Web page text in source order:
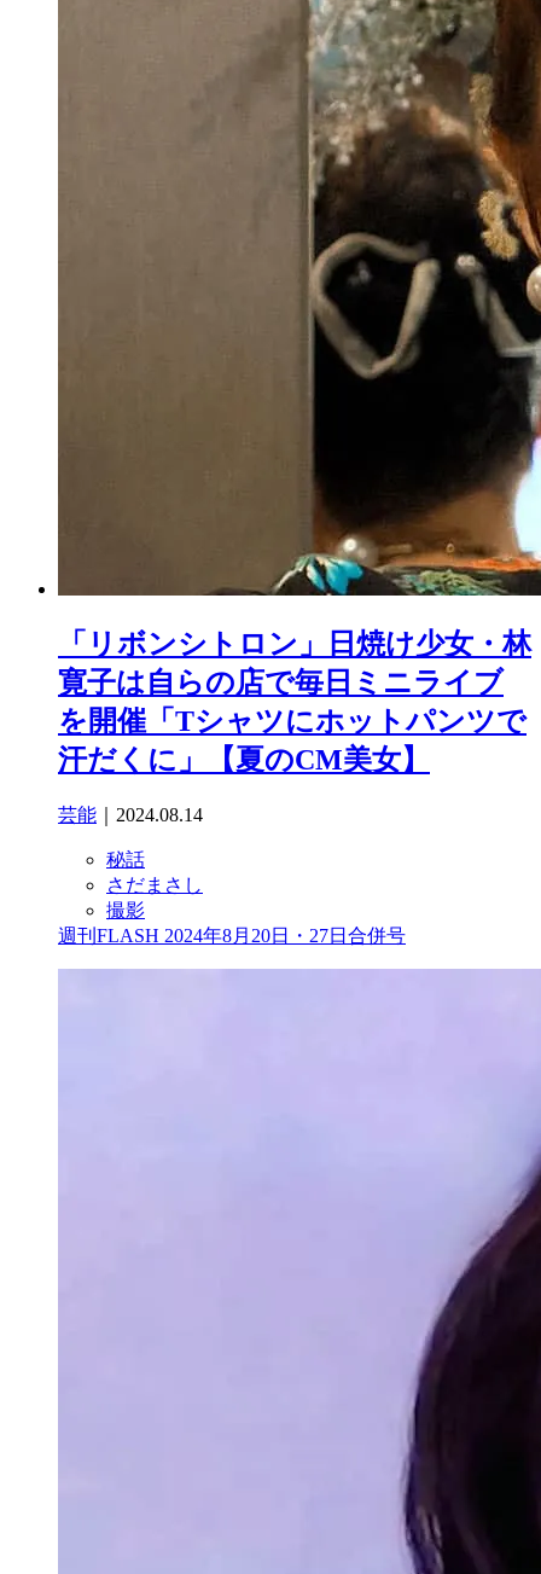
「リボンシトロン」日焼け少女・林
寛子は自らの店で毎日ミニライブ
を開催「Tシャツにホットパンツで
汗だくに」【夏のCM美女】
芸能 ｜2024.08.14
秘話
さだまさし
撮影
週刊FLASH 2024年8月20日・27日合併号